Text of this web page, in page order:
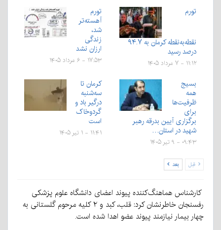
تورم
نقطه‌به‌نقطه کرمان به ۹۴.۷
درصد رسید
۱۱:۱۲ - ۷ مرداد ۱۴۰۵
تورم
آهسته‌تر
شد،
زندگی
ارزان نشد
۱۷:۵۳ - ۶ مرداد ۱۴۰۵
بسیج
همه
ظرفیت‌ها
برای
برگزاری آیین بدرقه رهبر
شهید در استان…
۰۹:۴۳ - ۹ تیر ۱۴۰۵
کرمان تا
سه‌شنبه
درگیر باد و
گردوخاک
است
۱۱:۴۱ - ۱ تیر ۱۴۰۵
قبل بعد
کارشناس هماهنگ‌کننده پیوند اعضای دانشگاه علوم پزشکی
رفسنجان خاطرنشان کرد: قلب، کبد و ۲ کلیه مرحوم گلستانی به
چهار بیمار نیازمند پیوند عضو اهدا شده است.